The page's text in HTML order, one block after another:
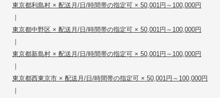
東京都利島村 × 配送月/日/時間帯の指定可 × 50,001円～100,000円
|
東京都中野区 × 配送月/日/時間帯の指定可 × 50,001円～100,000円
|
東京都新島村 × 配送月/日/時間帯の指定可 × 50,001円～100,000円
|
東京都西東京市 × 配送月/日/時間帯の指定可 × 50,001円～100,000円
|